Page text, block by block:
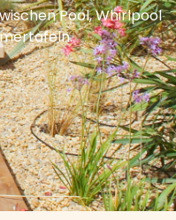
Pool, Whirlpool